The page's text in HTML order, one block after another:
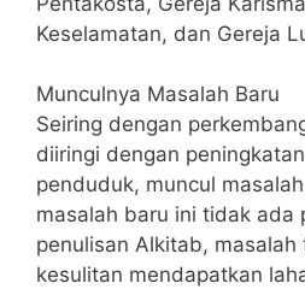
Keselamatan, dan Gereja
Munculnya Masalah Baru
Seiring dengan
diiringi dengan
penduduk, muncul
masalah baru ini tidak ada
penulisan Alkitab,
kesulitan mendapatkan